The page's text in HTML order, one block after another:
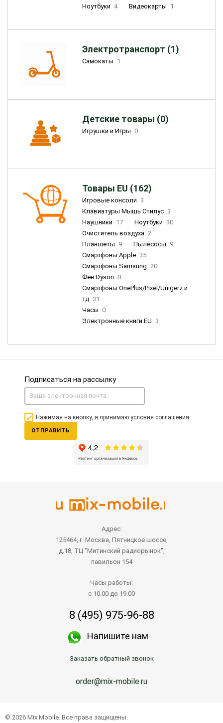
Ноутбуки 4 Видеокарты 1
Электротранспорт (1)
Самокаты 1
Детские товары (0)
Игрушки и Игры 0
Товары EU (162)
Игровые консоли 3
Клавиатуры Мышь Стилус 3
Наушники 17 Ноутбуки 30
Очиститель воздуха 2
Планшеты 9 Пылесосы 9
Смартфоны Apple 35
Смартфоны Samsung 20
Фен Dyson 0
Смартфоны OnePlus/Pixel/Unigerz и
тд 31
Часы 0
Электронные книги EU 3
Подписаться на рассылку
Нажимая на кнопку, я принимаю условия соглашения.
ОТПРАВИТЬ
Адрес:
125464, г. Москва, Пятницкое шоссе,
д.18, ТЦ "Митинский радиорынок",
павильон 154
Часы работы:
с 10.00 до 19.00
8 (495) 975-96-88
Напишите нам
Заказать обратный звонок
order@mix-mobile.ru
© 2026 Mix Mobile. Все права защищены.